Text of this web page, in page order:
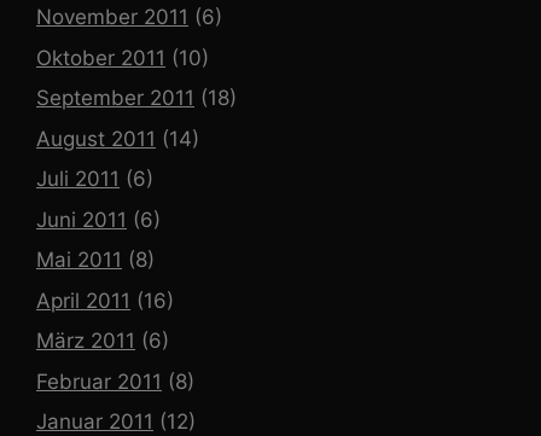
November 2011 (6)
Oktober 2011 (10)
September 2011 (18)
August 2011 (14)
Juli 2011 (6)
Juni 2011 (6)
Mai 2011 (8)
April 2011 (16)
März 2011 (6)
Februar 2011 (8)
Januar 2011 (12)